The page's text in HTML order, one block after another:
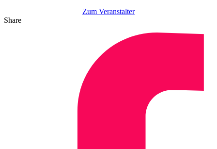
Zum Veranstalter
Share